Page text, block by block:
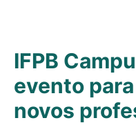
IFPB
evento
novos